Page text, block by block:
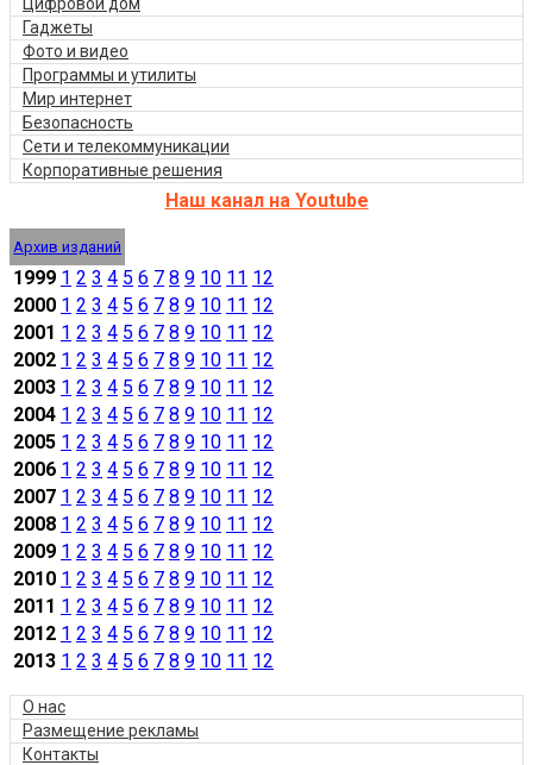
Гаджеты
Фото и видео
Программы и утилиты
Мир интернет
Безопасность
Сети и телекоммуникации
Корпоративные решения
Наш канал на Youtube
Архив изданий
1999 1 2 3 4 5 6 7 8 9 10 11 12
2000 1 2 3 4 5 6 7 8 9 10 11 12
2001 1 2 3 4 5 6 7 8 9 10 11 12
2002 1 2 3 4 5 6 7 8 9 10 11 12
2003 1 2 3 4 5 6 7 8 9 10 11 12
2004 1 2 3 4 5 6 7 8 9 10 11 12
2005 1 2 3 4 5 6 7 8 9 10 11 12
2006 1 2 3 4 5 6 7 8 9 10 11 12
2007 1 2 3 4 5 6 7 8 9 10 11 12
2008 1 2 3 4 5 6 7 8 9 10 11 12
2009 1 2 3 4 5 6 7 8 9 10 11 12
2010 1 2 3 4 5 6 7 8 9 10 11 12
2011 1 2 3 4 5 6 7 8 9 10 11 12
2012 1 2 3 4 5 6 7 8 9 10 11 12
2013 1 2 3 4 5 6 7 8 9 10 11 12
О нас
Размещение рекламы
Контакты